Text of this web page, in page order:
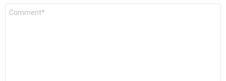
Bình
luận